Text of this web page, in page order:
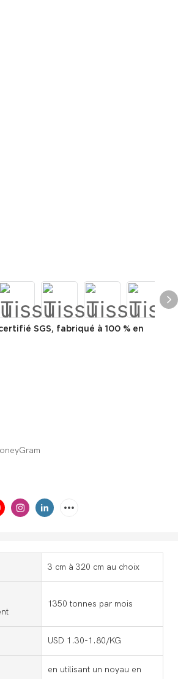
SGS, fabriqué à 100 % en
3 cm à 320 cm au choix
1350 tonnes par mois
USD 1.30-1.80/KG
en utilisant un noyau en